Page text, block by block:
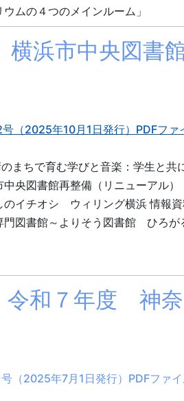
ムの４つのメインルーム」
浜市中央図書
（2025年10月1日発行）PDFフ
まちで育む学びと音楽：学生と共
央図書館再整備（リニューアル）
イチオシ ウィリング横浜 情報資
門図書館～よりそう図書館 ひろが
令和７年度 神
（2025年7月1日発行）PDFファ